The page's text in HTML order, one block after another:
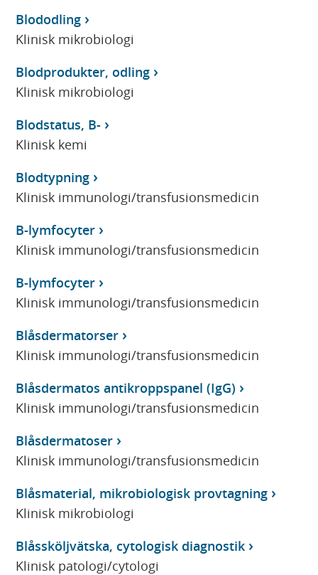
Blododling
Klinisk mikrobiologi
Blodprodukter, odling
Klinisk mikrobiologi
Blodstatus, B-
Klinisk kemi
Blodtypning
Klinisk immunologi/transfusionsmedicin
B-lymfocyter
Klinisk immunologi/transfusionsmedicin
B-lymfocyter
Klinisk immunologi/transfusionsmedicin
Blåsdermatorser
Klinisk immunologi/transfusionsmedicin
Blåsdermatos antikroppspanel (IgG)
Klinisk immunologi/transfusionsmedicin
Blåsdermatoser
Klinisk immunologi/transfusionsmedicin
Blåsmaterial, mikrobiologisk provtagning
Klinisk mikrobiologi
Blåssköljvätska, cytologisk diagnostik
Klinisk patologi/cytologi